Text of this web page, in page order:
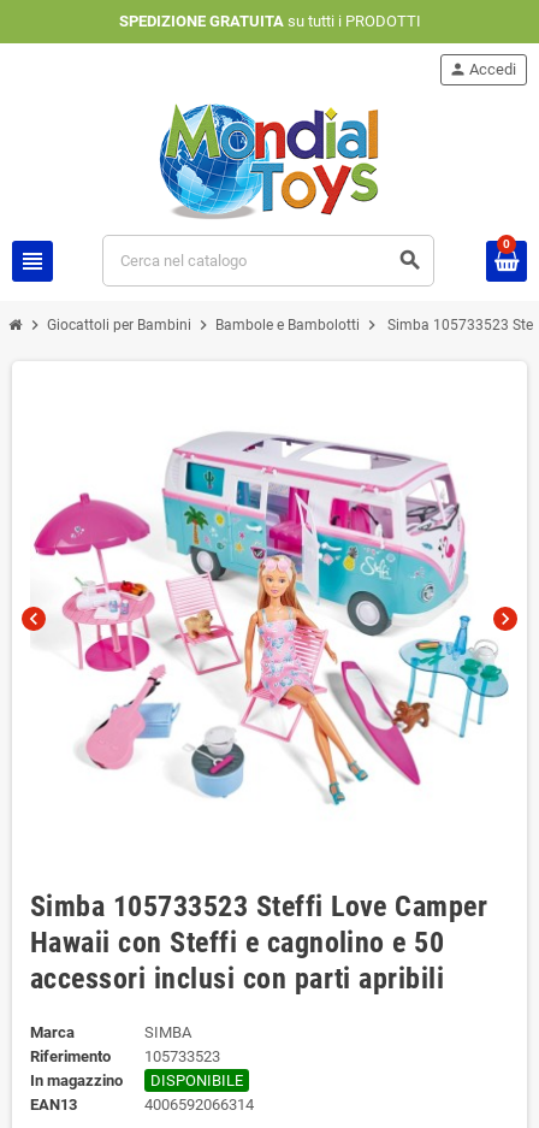
SPEDIZIONE GRATUITAsu tutti i PRODOTTI
view_headline search
person Accedi
0
chevron_right Giocattoli per Bambini chevron_right Bambole e Bambolotti chevron_right Simba 105733523
chevron_left chevron_right
Simba 105733523 Steffi Love Camper
Hawaii con Steffi e cagnolino e 50
accessori inclusi con parti apribili
Marca
SIMBA
Riferimento
105733523
In magazzino
DISPONIBILE
EAN13
4006592066314